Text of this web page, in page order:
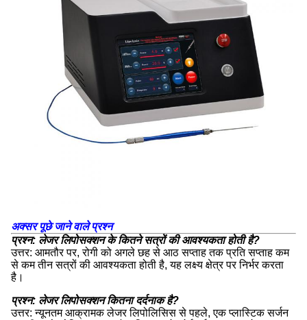
अक्सर पूछे जाने वाले प्रश्न
प्रश्न: लेजर लिपोसक्शन के कितने सत्रों की आवश्यकता होती है?
उत्तर: आमतौर पर, रोगी को अगले छह से आठ सप्ताह तक प्रति सप्ताह कम
से कम तीन सत्रों की आवश्यकता होती है, यह लक्ष्य क्षेत्र पर निर्भर करता
है।
प्रश्न: लेजर लिपोसक्शन कितना दर्दनाक है?
उत्तर: न्यूनतम आक्रामक लेजर लिपोलिसिस से पहले, एक प्लास्टिक सर्जन